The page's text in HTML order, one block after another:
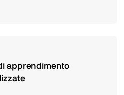
apprendimento